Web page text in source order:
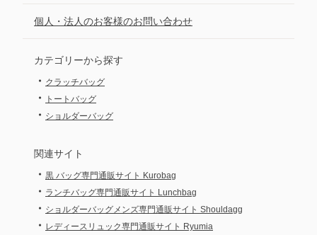
個人・法人のお客様のお問い合わせ
カテゴリーから探す
・ クラッチバッグ
・ トートバッグ
・ ショルダーバッグ
関連サイト
・ 黒 バッグ専門通販サイト Kurobag
・ ランチバッグ専門通販サイト Lunchbag
・ ショルダーバッグメンズ専門通販サイト Shouldagg
・ レディースリュック専門通販サイト Ryumia